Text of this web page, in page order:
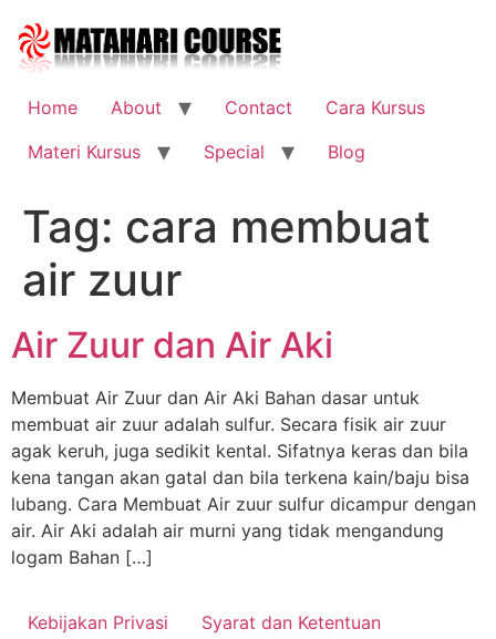
content
Home
About Contact
Cara Kursus
Materi Kursus
Special Blog
Tag: cara membuat
air zuur
Air Zuur dan Air Aki
Membuat Air Zuur dan Air Aki Bahan dasar untuk
membuat air zuur adalah sulfur. Secara fisik air zuur
agak keruh, juga sedikit kental. Sifatnya keras dan bila
kena tangan akan gatal dan bila terkena kain/baju bisa
lubang. Cara Membuat Air zuur sulfur dicampur dengan
air. Air Aki adalah air murni yang tidak mengandung
logam Bahan […]
Kebijakan Privasi Syarat dan Ketentuan